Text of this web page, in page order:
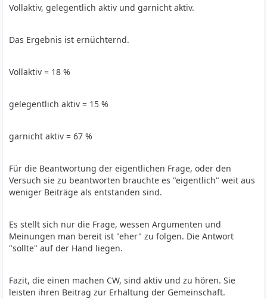
Vollaktiv, gelegentlich aktiv und garnicht aktiv.
Das Ergebnis ist ernüchternd.
Vollaktiv = 18 %
gelegentlich aktiv = 15 %
garnicht aktiv = 67 %
Für die Beantwortung der eigentlichen Frage, oder den
Versuch sie zu beantworten brauchte es "eigentlich" weit aus
weniger Beiträge als entstanden sind.
Es stellt sich nur die Frage, wessen Argumenten und
Meinungen man bereit ist "eher" zu folgen. Die Antwort
"sollte" auf der Hand liegen.
Fazit, die einen machen CW, sind aktiv und zu hören. Sie
leisten ihren Beitrag zur Erhaltung der Gemeinschaft.